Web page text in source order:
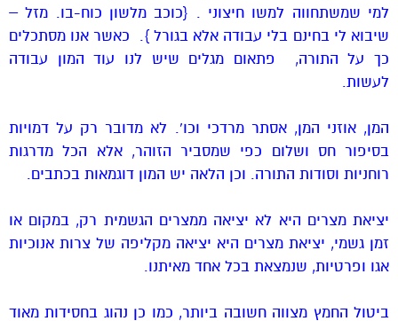
למי שמשתחווה למשו חיצוני . {כוכב מלשון כוח-בו. מזל –
שיבוא לי בחינם בלי עבודה אלא בגורל }. כאשר אנו מסתכלים
כך על התורה, פתאום מגלים שיש לנו עוד המון עבודה
לעשות.
המן, אוזני המן, אסתר מרדכי וכו’. לא מדובר רק על דמויות
בסיפור חס ושלום כפי שמסביר הזוהר, אלא הכל מדרגות
רוחניות וסודות התורה. וכן הלאה יש המון דוגמאות בכתבים.
יציאת מצרים היא לא יציאה ממצרים הגשמית רק, במקום או
זמן גשמי, יציאת מצרים היא יציאה מקליפה של צרות אנוכיות
אגו ופרטיות, שנמצאת בכל אחד מאיתנו.
ביטול החמץ מצווה חשובה ביותר, כמו כן נהוג בחסידות מאוד